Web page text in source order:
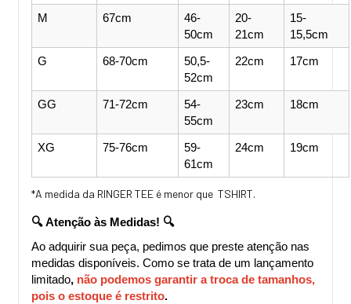
M 67cm
46-
50cm
20-
21cm
15-
15,5cm
G
68-70cm
50,5-
52cm
22cm 17cm
GG 71-72cm
54-
55cm
23cm 18cm
XG 75-76cm
59-
61cm
24cm 19cm
*A medida da RINGER TEE é menor que TSHIRT.
🔍 Atenção às Medidas! 🔍
Ao adquirir sua peça, pedimos que preste atenção nas
medidas disponíveis. Como se trata de um lançamento
limitado, não podemos garantir a troca de tamanhos,
pois o estoque é restrito.